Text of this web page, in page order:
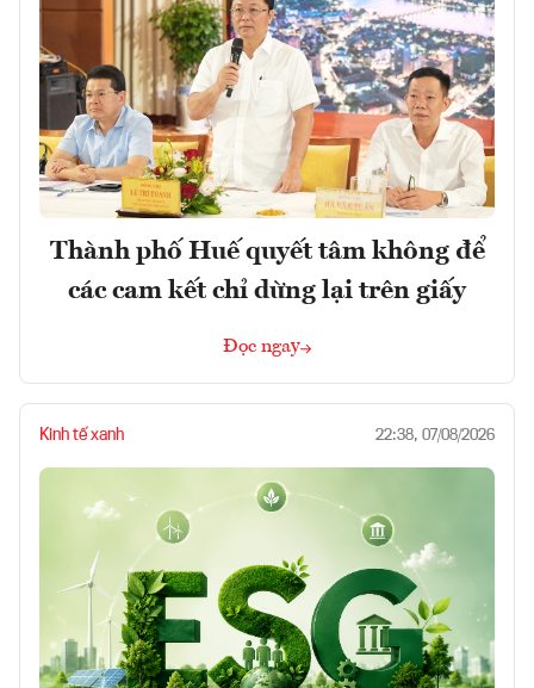
Thành phố Huế quyết tâm không để
các cam kết chỉ dừng lại trên giấy
Đọc ngay
Kinh tế xanh 22:38, 07/08/2026